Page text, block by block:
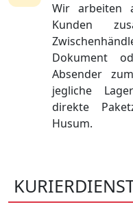
Wir arbeiten
Kunden
Dokument
Absender
jegliche
direkte
Husum.